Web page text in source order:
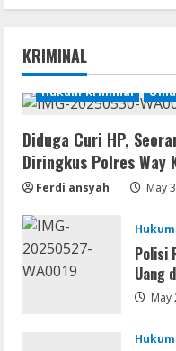
2
Virus]
Img
Office
Movies
𝐘𝐢𝐟𝐲
KRIMINAL
Hukum Kriminal
Diduga Curi HP,
Diringkus Polres Way
Ferdi ansyah May
Polisi
Uang
May